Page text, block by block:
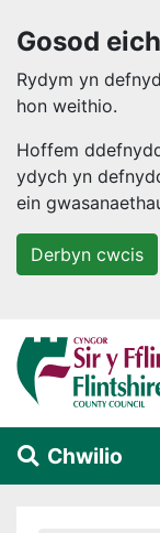
Gosod
Rydym yn
hon weithio.
Hoffem
ydych yn
ein
Derbyn cwcis
Neidio i'r prif
Chwilio